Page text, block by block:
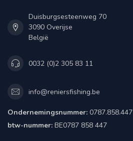
Duisburgsesteenweg 70
3090 Overijse
België
0032 (0)2 305 83 11
info@reniersfishing.be
Ondernemingsnummer: 0787.858.447
btw-nummer: BE0787 858 447